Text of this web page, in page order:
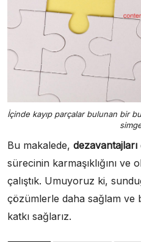
İçinde kayıp parçalar bulunan bir
Bu makalede, dezavantajları
sürecinin karmaşıklığını
çalıştık. Umuyoruz ki,
çözümlerle daha sağlam ve
katkı sağlarız.